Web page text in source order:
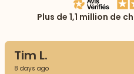
Plus de 1,1 million de
Tim L.
8 days ago